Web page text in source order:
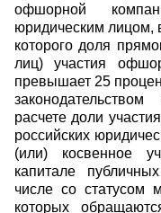
офшорной
юридическим лицом,
которого доля
лиц) участия
превышает 25
расчете доли
российских
(или) косвенное
капитале
числе со статусом
которых